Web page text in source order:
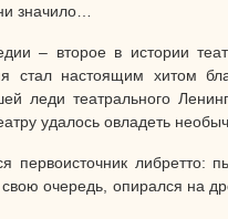
ни значило…
– второе в истории
стал настоящим хитом
леди театрального
удалось овладеть
первоисточник
очередь, опирался на